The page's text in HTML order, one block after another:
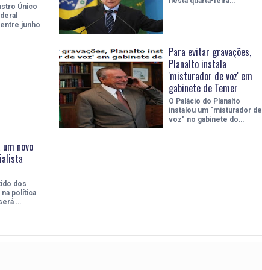
Único
junho
Para evitar gravações,
Planalto instala
'misturador de voz' em
gabinete de Temer
O Palácio do Planalto
instalou um "misturador de
voz" no gabinete do…
novo
dos
política
…